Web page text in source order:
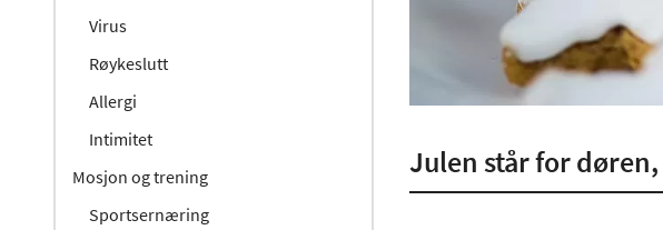
Virus
Røykeslutt
Allergi
Intimitet
Mosjon og trening
Sportsernæring
Julen står for